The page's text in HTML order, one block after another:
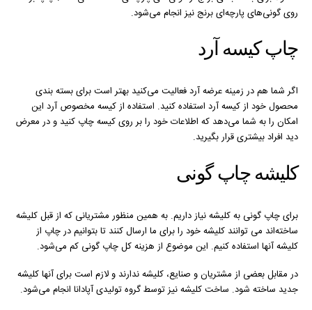
روی گونی‌های پارچه‌ای برنج نیز انجام می‌شود.
چاپ کیسه آرد
اگر شما هم در زمینه عرضه آرد فعالیت می‌کنید بهتر است برای بسته بندی
محصول خود از کیسه آرد استفاده کنید. استفاده از کیسه مخصوص آرد این
امکان را به شما می‌دهد که اطلاعات خود را بر روی کیسه چاپ کنید و در معرض
دید افراد بیشتری قرار بگیرید.
کلیشه چاپ گونی
برای چاپ گونی به کلیشه نیاز داریم. به همین منظور مشتریانی که از قبل کلیشه
ساخته‌اند می توانند کلیشه خود را برای ما ارسال کنند تا بتوانیم در چاپ از
کلیشه آنها استفاده کنیم. این موضوع از هزینه کل چاپ گونی کم می‌شود.
در مقابل بعضی از مشتریان و صنایع، کلیشه ندارند و لازم است برای آنها کلیشه
جدید ساخته شود. ساخت کلیشه نیز توسط گروه تولیدی آپادانا انجام می‌شود.